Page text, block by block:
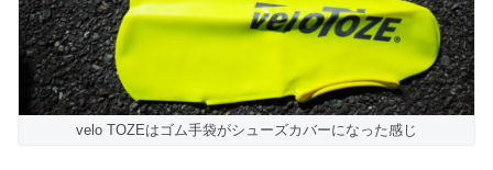
velo TOZEはゴム手袋がシューズカバーになった感じ